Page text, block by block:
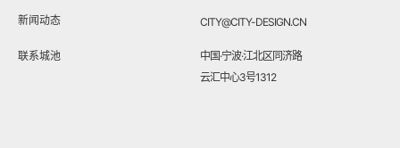
新闻动态
联系城池
CITY@CITY-DESIGN.CN
中国·宁波·江北区同济路
云汇中心3号1312